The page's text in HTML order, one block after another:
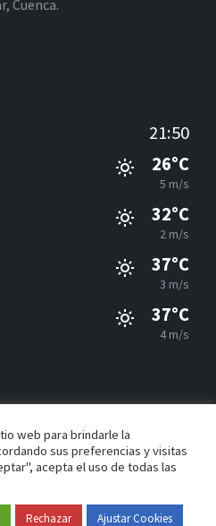
Cuenca.
21:50
26°C
5 m/s
32°C
2 m/s
37°C
3 m/s
37°C
4 m/s
- Desarrollado por Grupo
web para brindarle la
sus preferencias y visitas
acepta el uso de todas las
Rechazar Ajustar Cookies